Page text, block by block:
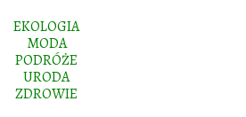
EKOLOGIA
MODA
PODRÓŻE
URODA
ZDROWIE